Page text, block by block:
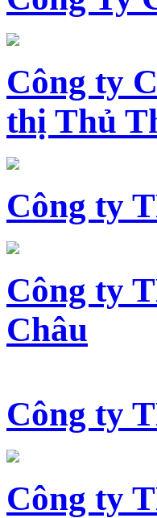
Công ty
thị Thủ
Công ty
Công ty
Châu
Công ty
Công ty